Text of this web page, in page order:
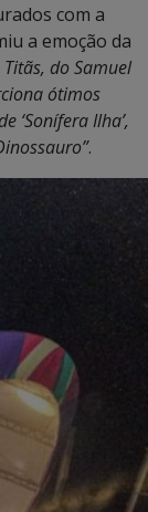
com a
a emoção da
do Samuel
ótimos
‘Sonífera Ilha’,
.